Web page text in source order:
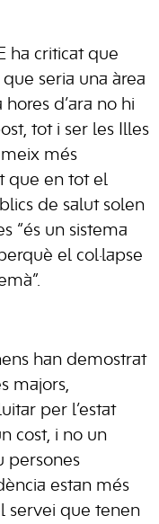
ha criticat que
seria una àrea
d’ara no hi
tot i ser les Illes
més
que en tot el
de salut solen
“és un sistema
el col·lapse
han demostrat
majors,
per l’estat
cost, i no un
persones
estan més
servei que tenen